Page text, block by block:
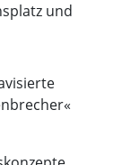
und
